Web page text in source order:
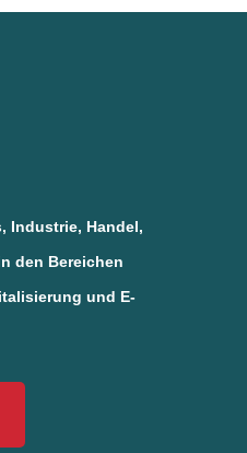
Industrie, Handel,
den Bereichen
und E-